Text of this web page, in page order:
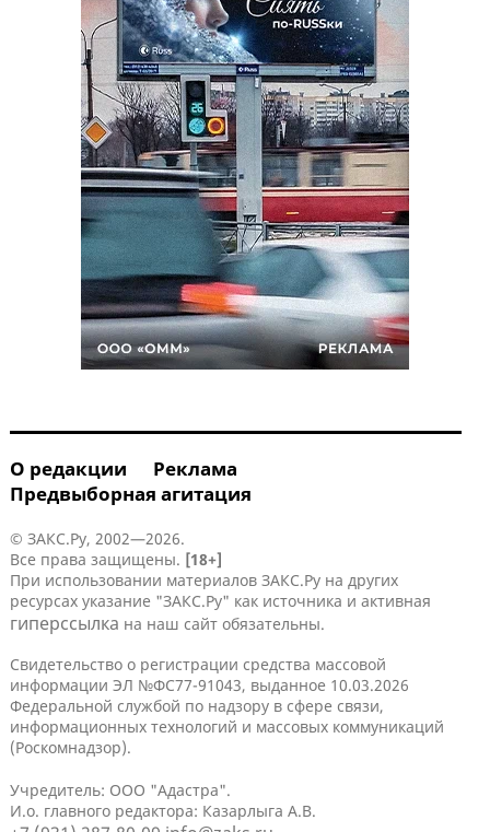
О редакции
Реклама
Предвыборная агитация
© ЗАКС.Ру, 2002—2026.
Все права защищены. [18+]
При использовании материалов ЗАКС.Ру на других
ресурсах указание "ЗАКС.Ру" как источника и активная
гиперссылка на наш сайт обязательны.
Свидетельство о регистрации средства массовой
информации ЭЛ №ФС77-91043, выданное 10.03.2026
Федеральной службой по надзору в сфере связи,
информационных технологий и массовых коммуникаций
(Роскомнадзор).
Учредитель: ООО "Адастра".
И.о. главного редактора: Казарлыга А.В.